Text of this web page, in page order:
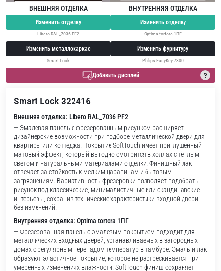
ВНЕШНЯЯ ОТДЕЛКА
Изменить отделку
Libero RAL_7036 PF2
Изменить металлокаркас
Smart Lock
ВНУТРЕННЯЯ ОТДЕЛКА
Изменить отделку
Optima tortora 1ПГ
Изменить фурнитуру
Philips EasyKey 7300
Добавить дисплей
Smart Lock 322416
Внешняя отделка: Libero RAL_7036 PF2
— Эмалевая панель с фрезерованным рисунком расширяет
дизайнерские возможности при подборе металлической двери для
квартиры или коттеджа. Покрытие SoftTouch имеет приглушённый
матовый эффект, который выгодно смотрится в холлах с тёплым
светом и натуральными материалами отделки. Финишный лак
отвечает за стойкость к мелким царапинам и бытовым
загрязнениям. Вариативность фрезеровки позволяет подобрать
рисунок под классические, минималистичные или скандинавские
интерьеры, сохранив технические характеристики входной двери
без изменений.
Внутренняя отделка: Optima tortora 1ПГ
— Фрезерованная панель с эмалевым покрытием подходит для
металлических входных дверей, устанавливаемых в загородных
домах с регулярным перепадом температур в тамбуре. Эмаль и лак
образуют эластичное покрытие, которое не растрескивается при
умеренных изменениях влажности. SoftTouch финиш сохраняет